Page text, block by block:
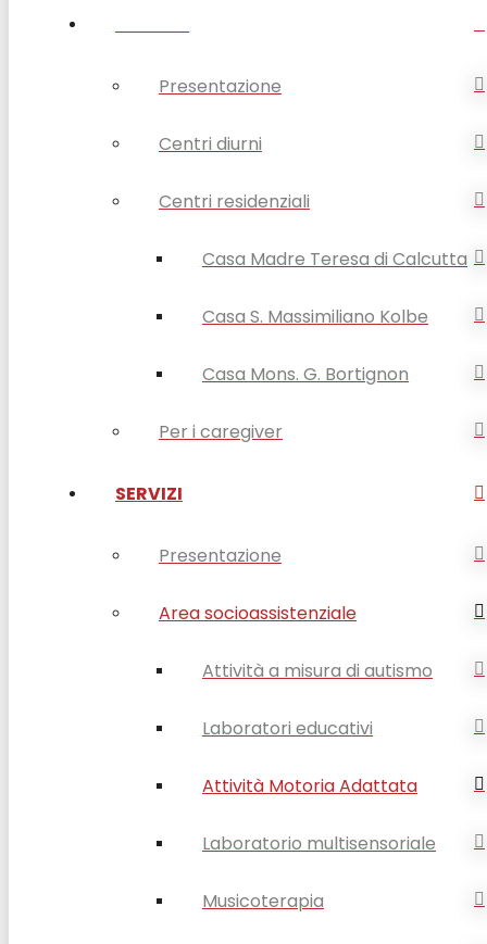
Presentazione
Centri diurni
Centri residenziali
Casa Madre Teresa di Calcutta
Casa S. Massimiliano Kolbe
Casa Mons. G. Bortignon
Per i caregiver
SERVIZI
Presentazione
Area socioassistenziale
Attività a misura di autismo
Laboratori educativi
Attività Motoria Adattata
Laboratorio multisensoriale
Musicoterapia